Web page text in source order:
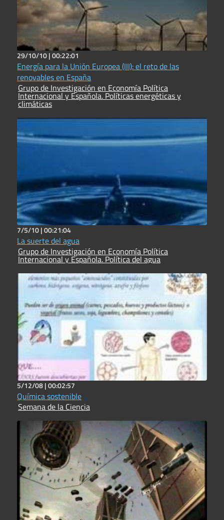
29/10/10 |00:22:01
Energía para la Unión Europea (III): el reto de las
renovables en España
Grupo de Investigación en Economía Política
Internacional y Española. Políticas energéticas y
climáticas
7/5/10 |00:21:04
La suerte del agua
Grupo de Investigación en Economía Política
Internacional y Española. Política del agua
5/12/08 |00:02:57
Química sostenible
Semana de la Ciencia